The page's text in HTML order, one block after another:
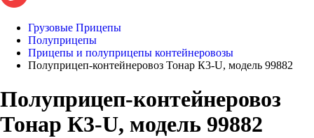
Грузовые Прицепы
Полуприцепы
Прицепы и полуприцепы контейнеровозы
Полуприцеп-контейнеровоз Тонар К3-U, модель 99882
Полуприцеп-контейнеровоз
Тонар К3-U, модель 99882